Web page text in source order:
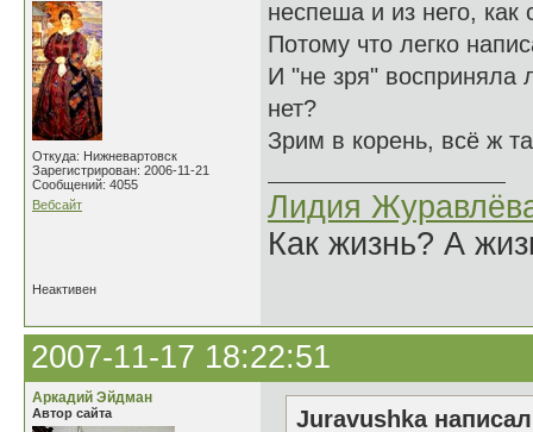
Откуда: Нижневартовск
Зарегистрирован: 2006-11-21
Сообщений: 4055
Вебсайт
неспеша и из него, как
Потому что легко
И "не зря" восприняла
нет?
Зрим в корень, всё ж
Лидия
Как жизнь? А
Неактивен
2007-11-17 18:22:51
Аркадий Эйдман
Автор сайта
Juravushka